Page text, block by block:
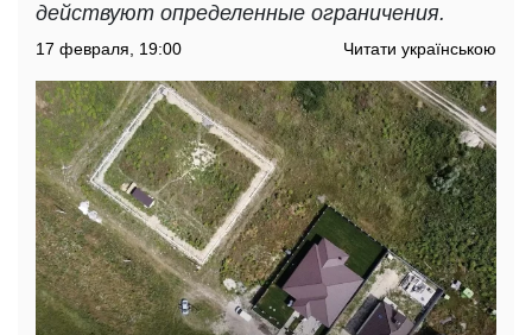
действуют определенные ограничения.
17 февраля, 19:00 Читати українською